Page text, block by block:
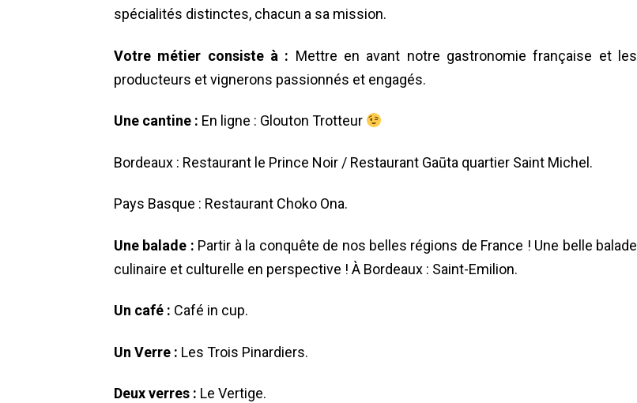
spécialités distinctes, chacun a sa mission.
Votre métier consiste à : Mettre en avant notre gastronomie française et les
producteurs et vignerons passionnés et engagés.
Une cantine : En ligne : Glouton Trotteur
Bordeaux : Restaurant le Prince Noir / Restaurant Gaūta quartier Saint Michel.
Pays Basque : Restaurant Choko Ona.
Une balade : Partir à la conquête de nos belles régions de France ! Une belle balade
culinaire et culturelle en perspective ! À Bordeaux : Saint-Emilion.
Un café : Café in cup.
Un Verre : Les Trois Pinardiers.
Deux verres : Le Vertige.